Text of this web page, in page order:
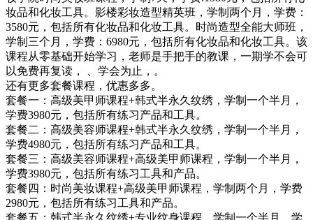
妆品和化妆工具。影楼彩妆造型精英班，学制两个月，学费：
3580元，包括所有化妆品和化妆工具。时尚造型全能大师班，
学制三个月，学费：6980元，包括所有化妆品和化妆工具。该
课程从零基础开始学习，老师是手把手的教课，一期学不会可
以免费再复读， 、学会为止，。
还有更多套餐课程，优惠多多。
套餐一：高级美甲师课程+韩式半永久纹绣，学制一个半月，
学费3980元，包括所有练习产品和工具。
套餐二：高级美容师课程+韩式半永久纹绣，学制一个半月，
学费4980元，包括所有练习产品和工具。
套餐三：高级美容师课程+高级美甲师课程，学制一个半月，
学费3980元，包括所有练习工具和产品。
套餐四：时尚美妆课程+高级美甲师课程，学制两个月，学费
2980元，包括所有练习工具和产品。